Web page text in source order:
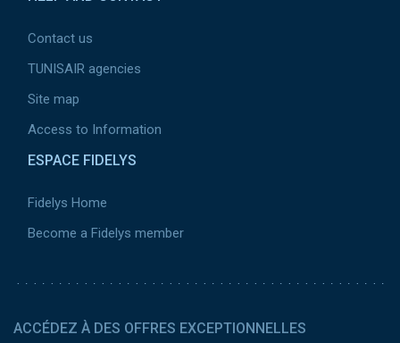
Contact us
TUNISAIR agencies
Site map
Access to Information
ESPACE FIDELYS
Fidelys Home
Become a Fidelys member
ACCÉDEZ À DES OFFRES EXCEPTIONNELLES